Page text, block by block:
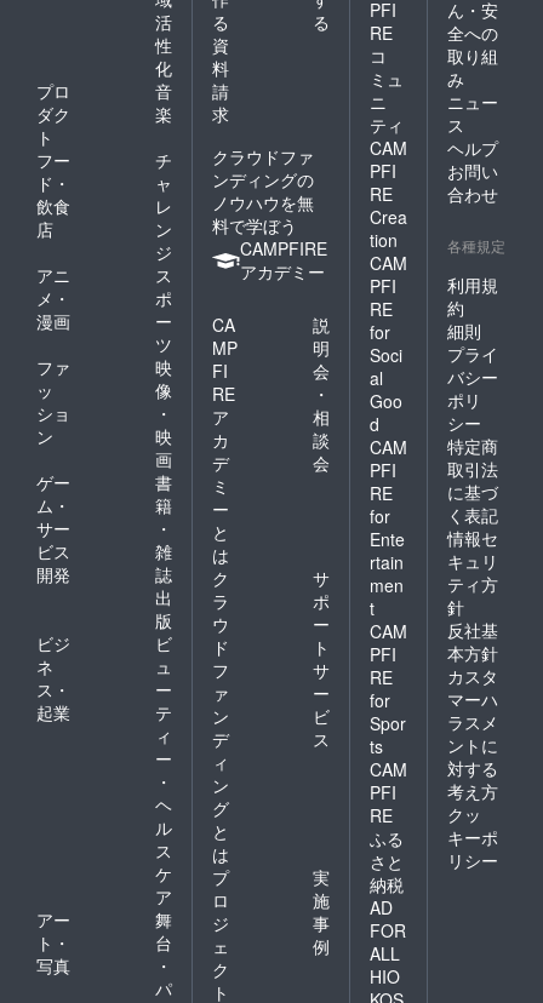
活
性
化
プロ
ダク
ト
音
楽
フー
ド・
飲食
店
チ
ャ
レ
ン
ジ
アニ
メ・
漫画
ス
ポ
ー
ツ
ファ
ッ
ショ
ン
映
像
・
映
画
ゲー
ム・
サー
ビス
開発
書
籍
・
雑
誌
出
版
ビジ
ネ
ス・
起業
ビ
ュ
ー
テ
ィ
ー
・
ヘ
ル
ス
ケ
ア
アー
ト・
写真
舞
台
・
パ
る
る
資
料
請
求
クラウドファ
ンディングの
ノウハウを無
料で学ぼう
CAMPFIRE
アカデミー
CA
MP
FI
RE
ア
カ
デ
ミ
ー
と
は
説
明
会
・
相
談
会
ク
ラ
ウ
ド
フ
ァ
ン
デ
ィ
ン
グ
と
は
サ
ポ
ー
ト
サ
ー
ビ
ス
プ
ロ
ジ
ェ
ク
ト
実
施
事
例
PFI
RE
コ
ミュ
ニ
ティ
CAM
PFI
RE
Crea
tion
CAM
PFI
RE
for
Soci
al
Goo
d
CAM
PFI
RE
for
Ente
rtain
men
t
CAM
PFI
RE
for
Spor
ts
CAM
PFI
RE
ふる
さと
納税
AD
FOR
ALL
HIO
ん・安
全への
取り組
み
ニュー
ス
ヘルプ
お問い
合わせ
各種規定
利用規
約
細則
プライ
バシー
ポリ
シー
特定商
取引法
に基づ
く表記
情報セ
キュリ
ティ方
針
反社基
本方針
カスタ
マーハ
ラスメ
ントに
対する
考え方
クッ
キーポ
リシー